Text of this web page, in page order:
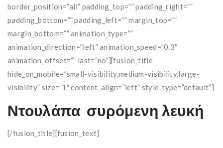
border_position=”all” padding_top=”” padding_right=””
padding_bottom=”” padding_left=”” margin_top=””
margin_bottom=”” animation_type=””
animation_direction=”left” animation_speed=”0.3″
animation_offset=”” last=”no”][fusion_title
hide_on_mobile=”small-visibility,medium-visibility,large-
visibility” size=”1″ content_align=”left” style_type=”default”]
Ντουλάπα συρόμενη λευκή
[/fusion_title][fusion_text]